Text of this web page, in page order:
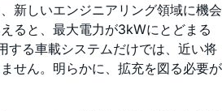
新しいエンジニアリング領域に機会
ると、最大電力が3kWにとどまる
する車載システムだけでは、近い将
せん。明らかに、拡充を図る必要が